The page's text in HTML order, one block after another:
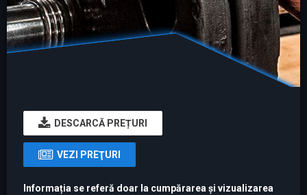
DESCARCĂ PREȚURI
VEZI PREŢURI
Informația se referă doar la cumpărarea și vizualizarea